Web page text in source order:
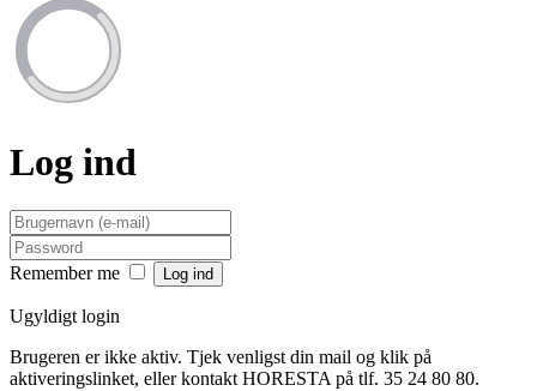
Log ind
Remember me
Ugyldigt login
Brugeren er ikke aktiv. Tjek venligst din mail og klik på
aktiveringslinket, eller kontakt HORESTA på tlf. 35 24 80 80.